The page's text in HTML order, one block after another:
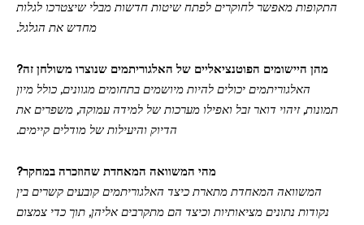
התקופות מאפשר לחוקרים לפתח שיטות חדשות מבלי שיצטרכו לגלות
מחדש את הגלגל.
מהן היישומים הפוטנציאליים של האלגוריתמים שנוצרו משולחן זה?
האלגוריתמים יכולים להיות מיושמים בתחומים מגוונים, כולל מיון
תמונות, זיהוי דואר זבל ואפילו מערכות של למידה עמוקה, משפרים את
הדיוק והיעילות של מודלים קיימים.
מהי המשוואה המאחדת שהוזכרה במחקר?
המשוואה המאחדת מתארת כיצד האלגוריתמים קובעים קשרים בין
נקודות נתונים מציאותיות וכיצד הם מתקרבים אליהן, תוך כדי צמצום